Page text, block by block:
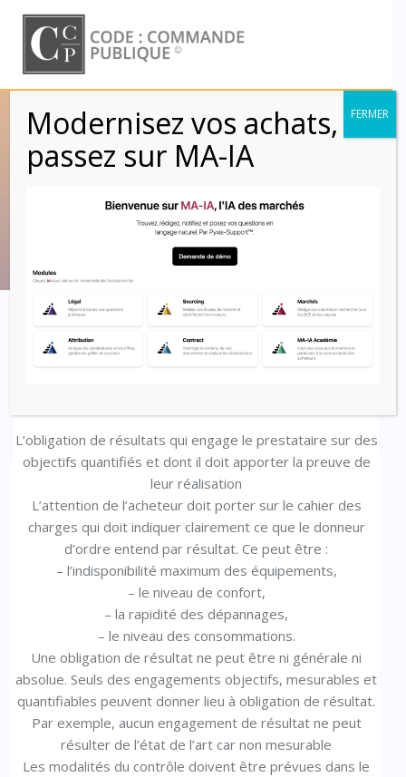
to
content
Obligation de
résultat (Clauses)
Code : Commande Publique
L’obligation de résultats qui engage le prestataire sur des
objectifs quantifiés et dont il doit apporter la preuve de
leur réalisation
L’attention de l’acheteur doit porter sur le cahier des
charges qui doit indiquer clairement ce que le donneur
d’ordre entend par résultat. Ce peut être :
– l’indisponibilité maximum des équipements,
– le niveau de confort,
– la rapidité des dépannages,
– le niveau des consommations.
Une obligation de résultat ne peut être ni générale ni
absolue. Seuls des engagements objectifs, mesurables et
quantifiables peuvent donner lieu à obligation de résultat.
Par exemple, aucun engagement de résultat ne peut
résulter de l’état de l’art car non mesurable
Les modalités du contrôle doivent être prévues dans le
Modernisez vos achats,
passez sur MA-IA
FERMER